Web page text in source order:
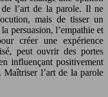
l’art de la parole. Il ne
mais de tisser un
persuasion, l’empathie et
créer une expérience
peut ouvrir des portes
influençant positivement
Maîtriser l’art de la parole